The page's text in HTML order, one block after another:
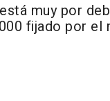
muy por
fijado por el